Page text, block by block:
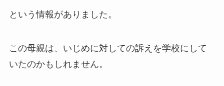
という情報がありました。
この母親は、いじめに対しての訴えを学校にして
いたのかもしれません。